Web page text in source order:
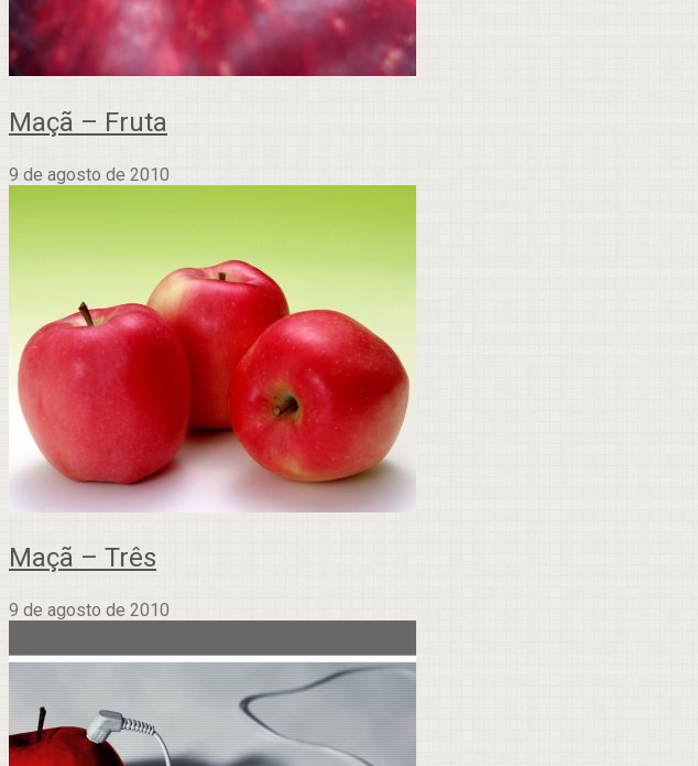
Maçã – Fruta
9 de agosto de 2010
Maçã – Três
9 de agosto de 2010